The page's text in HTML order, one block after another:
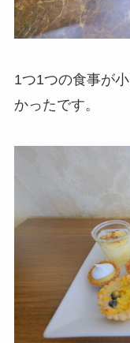
1つ1つの食事が
かったです。